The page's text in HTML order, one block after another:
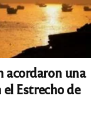
una
Estrecho de